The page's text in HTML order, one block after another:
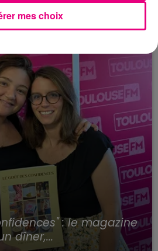
: le magazine
dîner,...
mes choix